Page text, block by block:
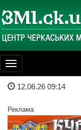
Toggle
navigation
12.06.26 09:14
Реклама